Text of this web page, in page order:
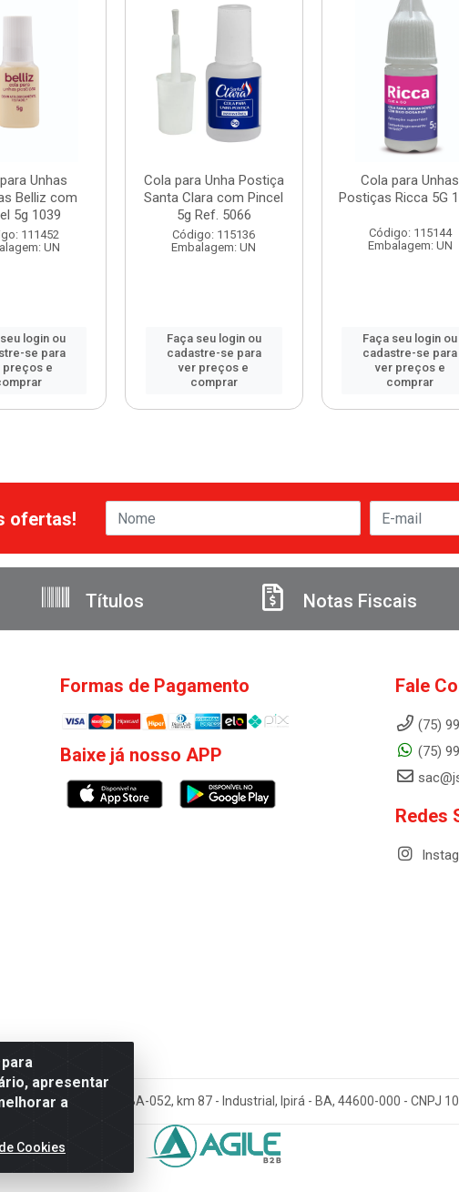
Unhas
Belliz com
5g 1039
111452
UN
login ou
se para
preços e
Cola para Unha Postiça
Santa Clara com Pincel
5g Ref. 5066
Código: 115136
Embalagem: UN
Faça seu login ou
cadastre-se para
ver preços e
comprar
Cola para Unhas
Postiças Ricca 5G
Código: 115144
Embalagem: UN
Faça seu login ou
cadastre-se para
ver preços e
comprar
apresentar
a
Cookies
ofertas!
Títulos Notas Fiscais
Formas de Pagamento
Baixe já nosso APP
Fale
(75)
(75)
Redes
Antoneto LTDA - BA-052, km 87 - Industrial, Ipirá - BA, 44600-000 - CNPJ